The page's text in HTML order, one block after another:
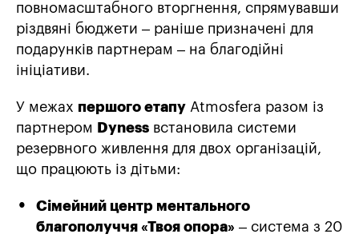
повномасштабного вторгнення, спрямувавши
різдвяні бюджети – раніше призначені для
подарунків партнерам – на благодійні
ініціативи.
У межах першого етапу Atmosfera разом із
партнером
Dyness встановила системи
резервного живлення для двох організацій,
що працюють із дітьми:
Сімейний центр ментального
благополуччя «Твоя опора» – система з 20